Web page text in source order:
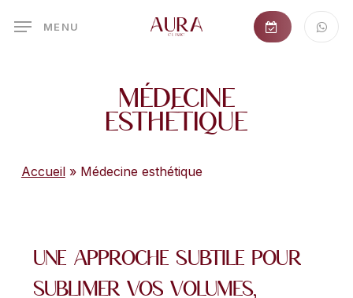
MENU
Médecine
esthétique
Accueil» Médecine esthétique
Une approche subtile pour
sublimer vos volumes,